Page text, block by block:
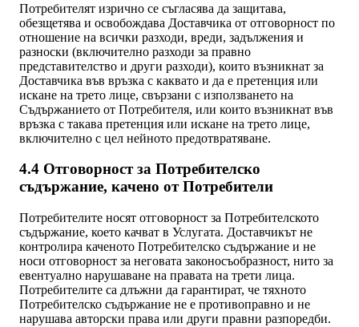
Потребителят изрично се съгласява да защитава,
обезщетява и освобождава Доставчика от отговорност по
отношение на всички разходи, вреди, задължения и
разноски (включително разходи за правно
представителство и други разходи), които възникнат за
Доставчика във връзка с каквато и да е претенция или
искане на трето лице, свързани с използването на
Съдържанието от Потребителя, или които възникнат във
връзка с такава претенция или искане на трето лице,
включително с цел нейното предотвратяване.
4.4 Отговорност за Потребителско
съдържание, качено от Потребители
Потребителите носят отговорност за Потребителското
съдържание, което качват в Услугата. Доставчикът не
контролира каченото Потребителско съдържание и не
носи отговорност за неговата законосъобразност, нито за
евентуално нарушаване на правата на трети лица.
Потребителите са длъжни да гарантират, че тяхното
Потребителско съдържание не е противоправно и не
нарушава авторски права или други правни разпоредби.